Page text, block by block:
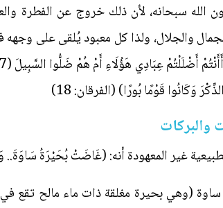
سبحانه، لأن ذلك خروج عن الفطرة
والجلال، ولذا كل معبود يُلقى على
وَكَانُوا قَوْمًا بُورًا) (الفرقان: 18)
غير المعهودة أنه: (غَاضَتْ بُحَيْرَةُ
(وهي بحيرة مغلقة ذات ماء مالح تقع